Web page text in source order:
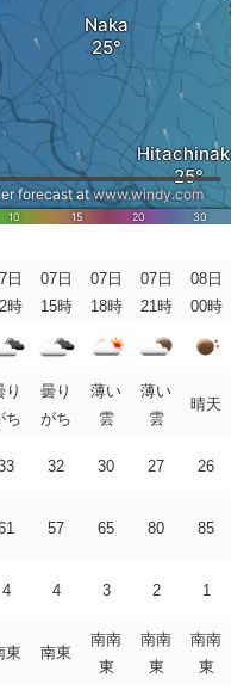
日
時
07日
15時
07日
18時
07日
21時
08日
00時
り
ち
曇り
がち
薄い
雲
薄い
雲
晴天
32 30 27 26
57 65 80 85
4 4 3 2 1
東 南東
南南
東
南南
東
南南
東